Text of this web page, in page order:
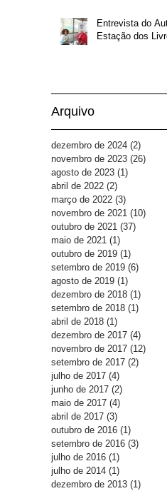
Entrevista do
Estação dos
Arquivo
dezembro de 2024 (2)
novembro de 2023 (26)
agosto de 2023 (1)
abril de 2022 (2)
março de 2022 (3)
novembro de 2021 (10)
outubro de 2021 (37)
maio de 2021 (1)
outubro de 2019 (1)
setembro de 2019 (6)
agosto de 2019 (1)
dezembro de 2018 (1)
setembro de 2018 (1)
abril de 2018 (1)
dezembro de 2017 (4)
novembro de 2017 (12)
setembro de 2017 (2)
julho de 2017 (4)
junho de 2017 (2)
maio de 2017 (4)
abril de 2017 (3)
outubro de 2016 (1)
setembro de 2016 (3)
julho de 2016 (1)
julho de 2014 (1)
dezembro de 2013 (1)